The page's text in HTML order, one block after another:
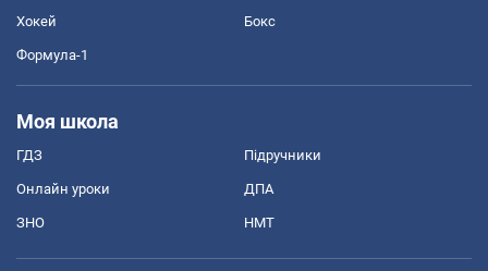
Хокей Бокс
Формула-1
Моя школа
ГДЗ Підручники
Онлайн уроки ДПА
ЗНО НМТ